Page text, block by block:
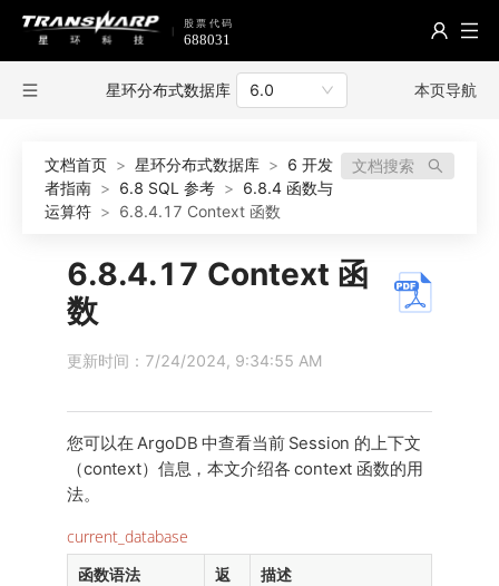
星环分布式数据库 6.0 本页导航
文档首页 > 星环分布式数据库 > 6 开发
者指南 > 6.8 SQL 参考 > 6.8.4 函数与
运算符 > 6.8.4.17 Context 函数
文档搜索
6.8.4.17 Context 函
数
更新时间：7/24/2024, 9:34:55 AM
您可以在 ArgoDB 中查看当前 Session 的上下文
（context）信息，本文介绍各 context 函数的用
法。
current_database
函数语法
返
描述